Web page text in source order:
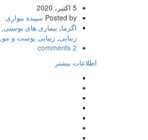
5 اکتبر، 2020
Posted by سپیده بنواری
اگزما, بیماری های پوستی,
زیبایی, زیبایی پوست و مو,
2 comments
اطلاعات بیشتر